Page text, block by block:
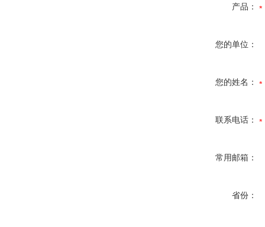
产品：
您的单位：
您的姓名：
联系电话：
常用邮箱：
省份：